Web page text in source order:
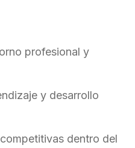
profesional y
y desarrollo
dentro del